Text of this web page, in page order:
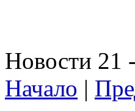
Новости 21
Начало |